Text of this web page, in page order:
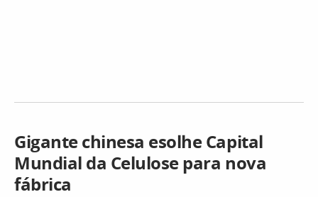
Gigante chinesa esolhe Capital
Mundial da Celulose para nova
fábrica